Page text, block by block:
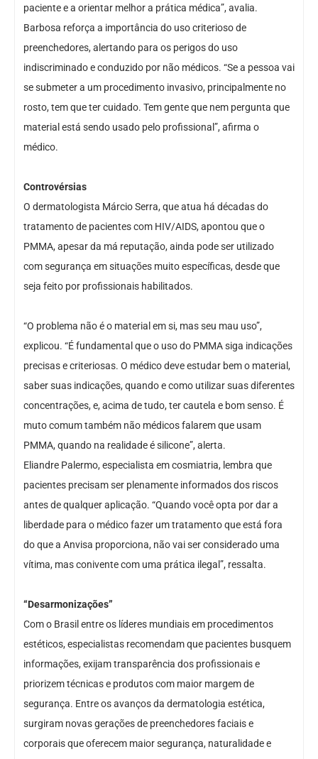
paciente e a orientar melhor a prática médica”, avalia.
Barbosa reforça a importância do uso criterioso de
preenchedores, alertando para os perigos do uso
indiscriminado e conduzido por não médicos. “Se a pessoa vai
se submeter a um procedimento invasivo, principalmente no
rosto, tem que ter cuidado. Tem gente que nem pergunta que
material está sendo usado pelo profissional”, afirma o
médico.
Controvérsias
O dermatologista Márcio Serra, que atua há décadas do
tratamento de pacientes com HIV/AIDS, apontou que o
PMMA, apesar da má reputação, ainda pode ser utilizado
com segurança em situações muito específicas, desde que
seja feito por profissionais habilitados.
“O problema não é o material em si, mas seu mau uso”,
explicou. “É fundamental que o uso do PMMA siga indicações
precisas e criteriosas. O médico deve estudar bem o material,
saber suas indicações, quando e como utilizar suas diferentes
concentrações, e, acima de tudo, ter cautela e bom senso. É
muto comum também não médicos falarem que usam
PMMA, quando na realidade é silicone”, alerta.
Eliandre Palermo, especialista em cosmiatria, lembra que
pacientes precisam ser plenamente informados dos riscos
antes de qualquer aplicação. “Quando você opta por dar a
liberdade para o médico fazer um tratamento que está fora
do que a Anvisa proporciona, não vai ser considerado uma
vítima, mas conivente com uma prática ilegal”, ressalta.
“Desarmonizações”
Com o Brasil entre os líderes mundiais em procedimentos
estéticos, especialistas recomendam que pacientes busquem
informações, exijam transparência dos profissionais e
priorizem técnicas e produtos com maior margem de
segurança. Entre os avanços da dermatologia estética,
surgiram novas gerações de preenchedores faciais e
corporais que oferecem maior segurança, naturalidade e